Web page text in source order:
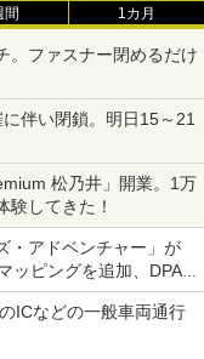
間 1カ月
。ファスナー閉めるだけ
伴い閉鎖。明日15～21
松乃井」開業。1万
験してきた！
・アドベンチャー」が
ッピングを追加、DPA
ICなどの一般車両通行